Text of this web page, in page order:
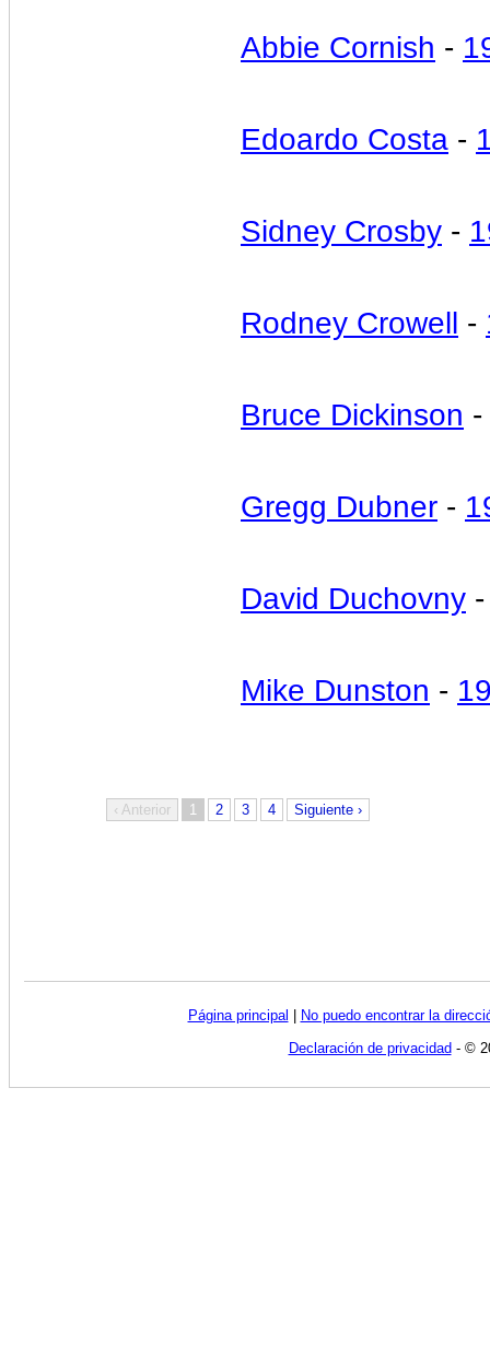
Abbie Cornish -
Edoardo Costa -
Sidney Crosby -
Rodney Crowell -
Bruce Dickinson -
Gregg Dubner -
David Duchovny
Mike Dunston -
‹ Anterior 1 2 3 4 Siguiente ›
Página principal | No puedo encontrar la
Declaración de privacidad- ©